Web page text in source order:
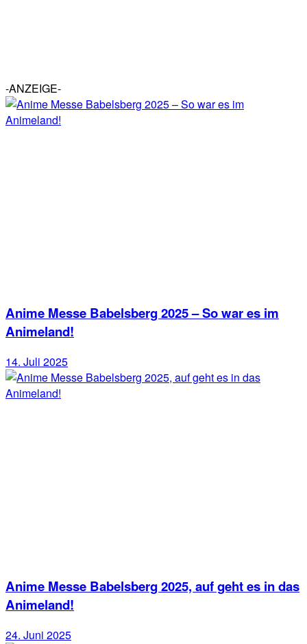
-ANZEIGE-
Anime Messe Babelsberg 2025 – So war es im
Animeland!
14. Juli 2025
Anime Messe Babelsberg 2025, auf geht es in das
Animeland!
24. Juni 2025